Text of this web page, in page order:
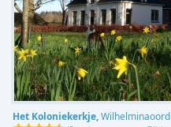
Het Koloniekerkje,Wilhelminaoord